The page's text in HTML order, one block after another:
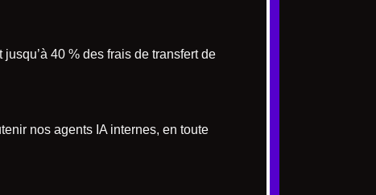
40 % des frais de transfert de
nos agents IA internes, en toute